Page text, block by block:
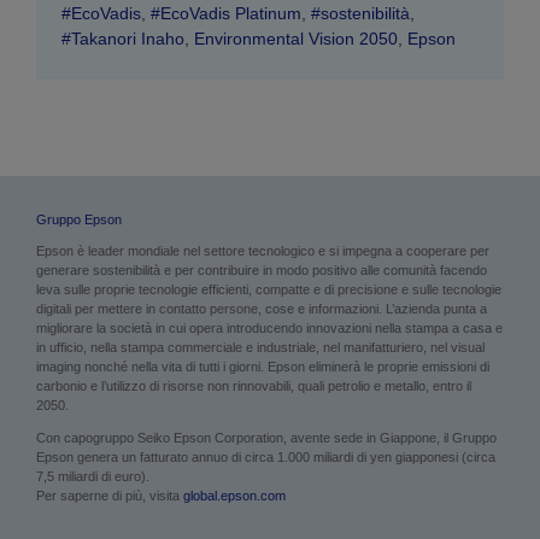
#EcoVadis, #EcoVadis Platinum, #sostenibilità,
#Takanori Inaho, Environmental Vision 2050, Epson
Gruppo Epson
Epson è leader mondiale nel settore tecnologico e si impegna a cooperare per
generare sostenibilità e per contribuire in modo positivo alle comunità facendo
leva sulle proprie tecnologie efficienti, compatte e di precisione e sulle tecnologie
digitali per mettere in contatto persone, cose e informazioni. L’azienda punta a
migliorare la società in cui opera introducendo innovazioni nella stampa a casa e
in ufficio, nella stampa commerciale e industriale, nel manifatturiero, nel visual
imaging nonché nella vita di tutti i giorni. Epson eliminerà le proprie emissioni di
carbonio e l’utilizzo di risorse non rinnovabili, quali petrolio e metallo, entro il
2050.
Con capogruppo Seiko Epson Corporation, avente sede in Giappone, il Gruppo
Epson genera un fatturato annuo di circa 1.000 miliardi di yen giapponesi (circa
7,5 miliardi di euro).
Per saperne di più, visita global.epson.com